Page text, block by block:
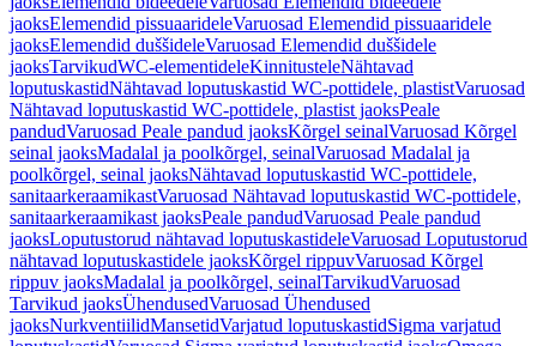
jaoksElemendid pissuaarideleVaruosad Elemendid pissuaaridele
jaoksElemendid duššideleVaruosad Elemendid duššidele
jaoksTarvikudWC-elementideleKinnitusteleNähtavad
loputuskastidNähtavad loputuskastid WC-pottidele, plastistVaruosad
Nähtavad loputuskastid WC-pottidele, plastist jaoksPeale
pandudVaruosad Peale pandud jaoksKõrgel seinalVaruosad Kõrgel
seinal jaoksMadalal ja poolkõrgel, seinalVaruosad Madalal ja
poolkõrgel, seinal jaoksNähtavad loputuskastid WC-pottidele,
sanitaarkeraamikastVaruosad Nähtavad loputuskastid WC-pottidele,
sanitaarkeraamikast jaoksPeale pandudVaruosad Peale pandud
jaoksLoputustorud nähtavad loputuskastideleVaruosad Loputustorud
nähtavad loputuskastidele jaoksKõrgel rippuvVaruosad Kõrgel
rippuv jaoksMadalal ja poolkõrgel, seinalTarvikudVaruosad
Tarvikud jaoksÜhendusedVaruosad Ühendused
jaoksNurkventiilidMansetidVarjatud loputuskastidSigma varjatud